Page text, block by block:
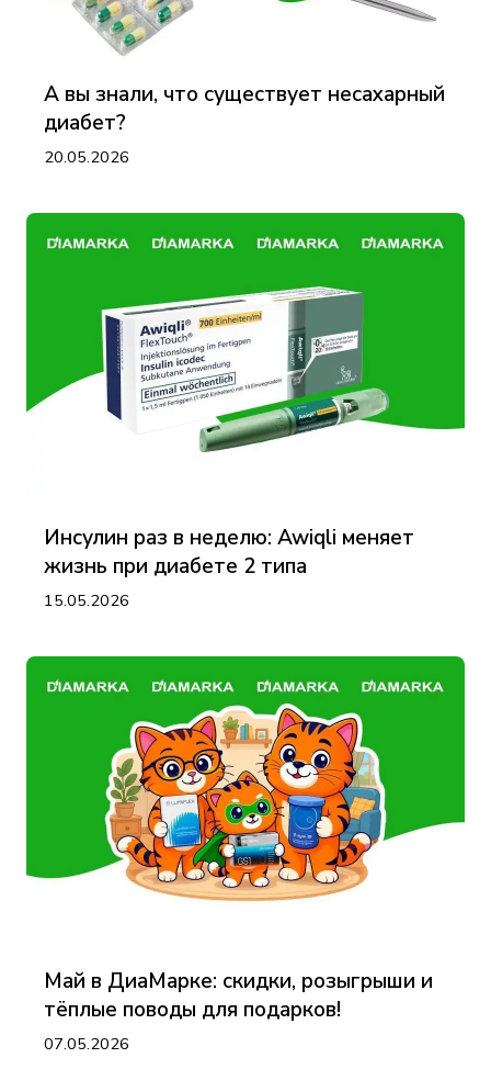
А вы знали, что существует несахарный
диабет?
20.05.2026
Инсулин раз в неделю: Awiqli меняет
жизнь при диабете 2 типа
15.05.2026
Май в ДиаМарке: скидки, розыгрыши и
тёплые поводы для подарков!
07.05.2026